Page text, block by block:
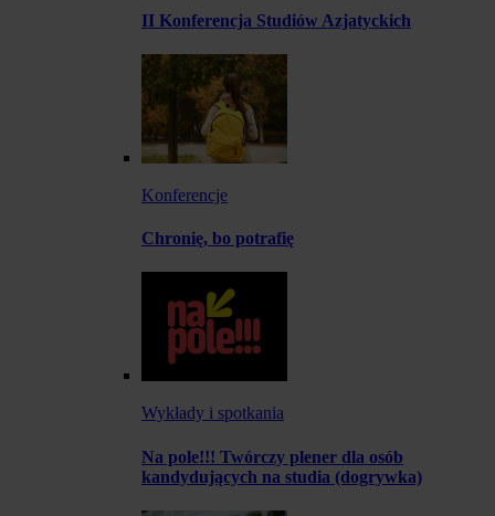
II Konferencja Studiów Azjatyckich
Konferencje
Chronię, bo potrafię
Wykłady i spotkania
Na pole!!! Twórczy plener dla osób
kandydujących na studia (dogrywka)